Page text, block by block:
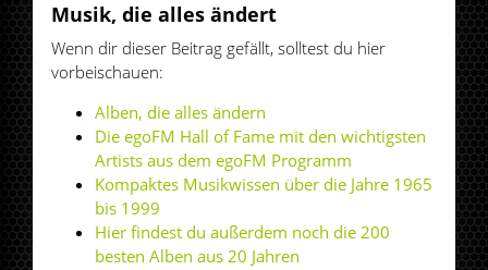
Musik, die alles ändert
Wenn dir dieser Beitrag gefällt, solltest du hier
vorbeischauen:
Alben, die alles ändern
Die egoFM Hall of Fame mit den wichtigsten
Artists aus dem egoFM Programm
Kompaktes Musikwissen über die Jahre 1965
bis 1999
Hier findest du außerdem noch die 200
besten Alben aus 20 Jahren